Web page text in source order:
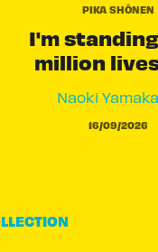
PIKA SHÔNEN
I'm
million
Naoki
16/09/2026